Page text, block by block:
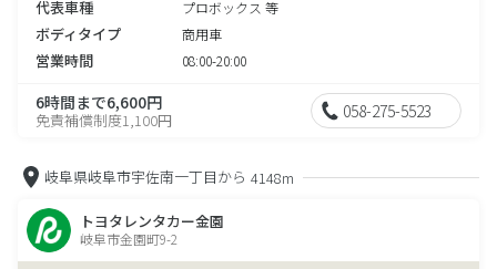
代表車種 プロボックス 等
ボディタイプ 商用車
営業時間 08:00-20:00
6時間まで6,600円
免責補償制度1,100円 058-275-5523
岐阜県岐阜市宇佐南一丁目から 4148m
トヨタレンタカー金園
岐阜市金園町9-2